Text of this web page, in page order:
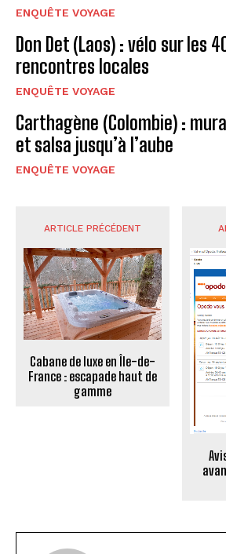
ENQUÊTE VOYAGE
Don Det (Laos) : vélo sur les
rencontres locales
ENQUÊTE VOYAGE
Carthagène (Colombie) :
et salsa jusqu’à l’aube
ENQUÊTE VOYAGE
ARTICLE PRÉCÉDENT
Cabane de luxe en Île-de-
France : escapade haut de
gamme